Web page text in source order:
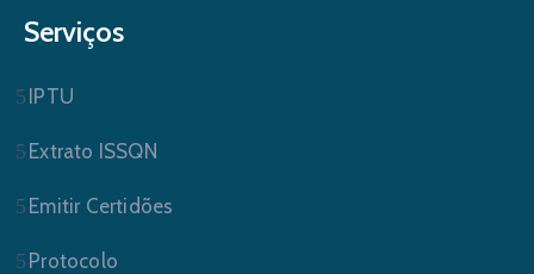
Serviços
IPTU
Extrato ISSQN
Emitir Certidões
Protocolo